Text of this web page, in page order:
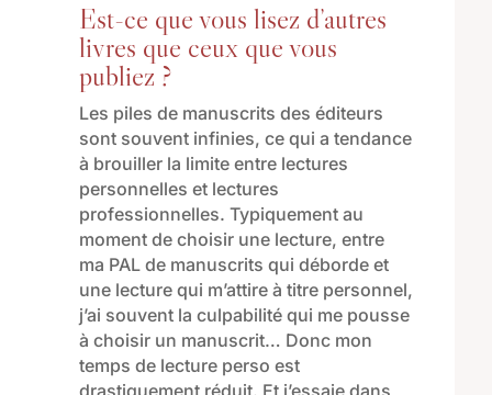
Est-ce que vous lisez d’autres
livres que ceux que vous
publiez ?
Les piles de manuscrits des éditeurs
sont souvent infinies, ce qui a tendance
à brouiller la limite entre lectures
personnelles et lectures
professionnelles. Typiquement au
moment de choisir une lecture, entre
ma PAL de manuscrits qui déborde et
une lecture qui m’attire à titre personnel,
j’ai souvent la culpabilité qui me pousse
à choisir un manuscrit… Donc mon
temps de lecture perso est